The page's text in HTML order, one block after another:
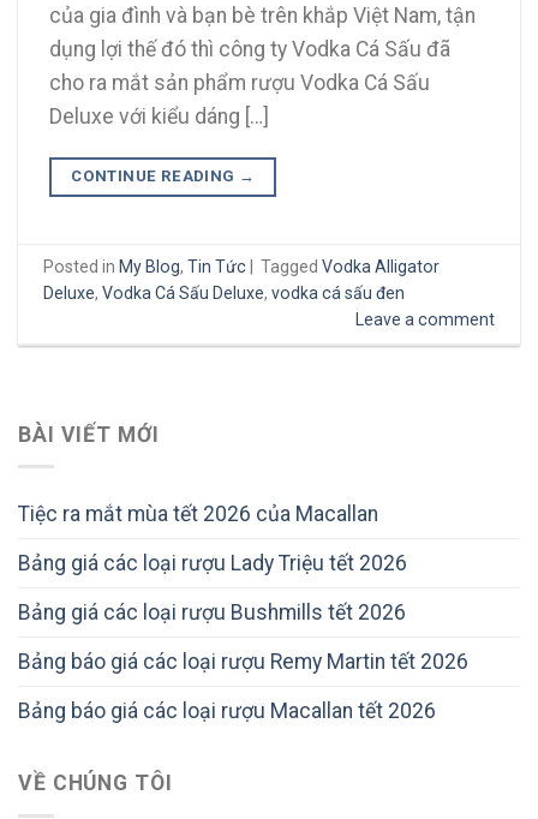
BÀI VIẾT MỚI
Tiệc ra mắt mùa tết 2026 của Macallan
Bảng giá các loại rượu Lady Triệu tết 2026
Bảng giá các loại rượu Bushmills tết 2026
Bảng báo giá các loại rượu Remy Martin tết 2026
Bảng báo giá các loại rượu Macallan tết 2026
VỀ CHÚNG TÔI
của gia đình và bạn bè trên khắp Việt Nam, tận
dụng lợi thế đó thì công ty Vodka Cá Sấu đã
cho ra mắt sản phẩm rượu Vodka Cá Sấu
Deluxe với kiểu dáng […]
CONTINUE READING →
Posted in My Blog,Tin Tức TaggedVodka Alligator
Deluxe,Vodka Cá Sấu Deluxe,vodka cá sấu đen
Leave a comment